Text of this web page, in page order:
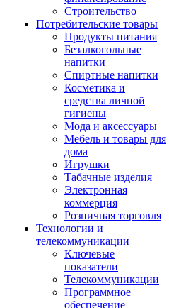
Строительство
Потребительские товары
Продукты питания
Безалкогольные
напитки
Спиртные напитки
Косметика и
средства личной
гигиены
Мода и аксессуары
Мебель и товары для
дома
Игрушки
Табачные изделия
Электронная
коммерция
Розничная торговля
Технологии и
телекоммуникации
Ключевые
показатели
Телекоммуникации
Программное
обеспечение